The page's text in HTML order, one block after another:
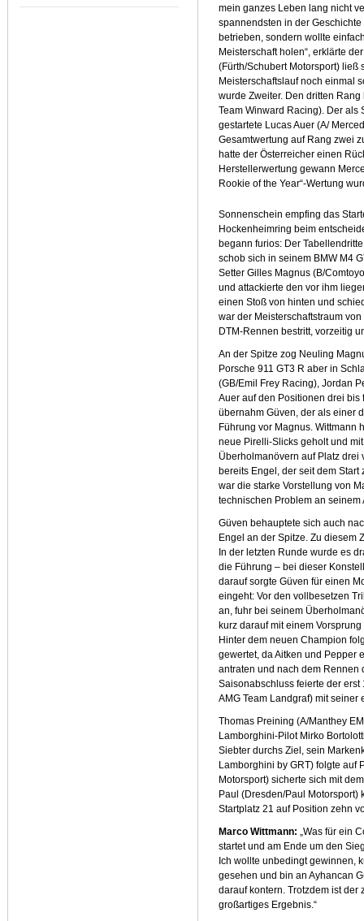
mein ganzes Leben lang nicht
spannendsten in der
betrieben, sondern wollte
Meisterschaft holen“, erklärte
(Fürth/Schubert Motorsport) ließ
Meisterschaftslauf noch einmal
wurde Zweiter. Den dritten
Team Winward Racing). Der als
gestartete Lucas Auer (A/
Gesamtwertung auf Rang zwei
hatte der Österreicher einen
Herstellerwertung gewann
Rookie of the Year“-Wertung
Sonnenschein empfing das
Hockenheimring beim
begann furios: Der
schob sich in seinem BMW M4
Setter Gilles Magnus (B/
und attackierte den vor ihm
einen Stoß von hinten und
war der Meisterschaftstraum
DTM-Rennen bestritt, vorzeitig
An der Spitze zog Neuling
Porsche 911 GT3 R aber in
(GB/Emil Frey Racing), Jordan
Auer auf den Positionen drei
übernahm Güven, der als einer
Führung vor Magnus. Wittmann
neue Pirelli-Slicks geholt und
Überholmanövern auf Platz drei
bereits Engel, der seit dem
war die starke Vorstellung von
technischen Problem an seinem
Güven behauptete sich auch
Engel an der Spitze. Zu diesem
In der letzten Runde wurde es
die Führung – bei dieser
darauf sorgte Güven für einen
eingeht: Vor den vollbesetzen
an, fuhr bei seinem
kurz darauf mit einem
Hinter dem neuen Champion
gewertet, da Aitken und Pepper
antraten und nach dem
Saisonabschluss feierte der
AMG Team Landgraf) mit seiner
Thomas Preining (A/Manthey
Lamborghini-Pilot Mirko
Siebter durchs Ziel, sein
Lamborghini by GRT) folgte auf
Motorsport) sicherte sich mit
Paul (Dresden/Paul Motorsport)
Startplatz 21 auf Position zehn
Marco Wittmann: „Was für ein
startet und am Ende um den
Ich wollte unbedingt gewinnen,
gesehen und bin an Ayhancan
darauf kontern. Trotzdem ist der
großartiges Ergebnis.“